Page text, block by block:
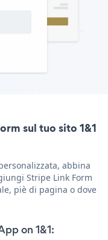
sul tuo sito 1&1
abbina
Stripe Link Form
piè di pagina o dove
on 1&1: